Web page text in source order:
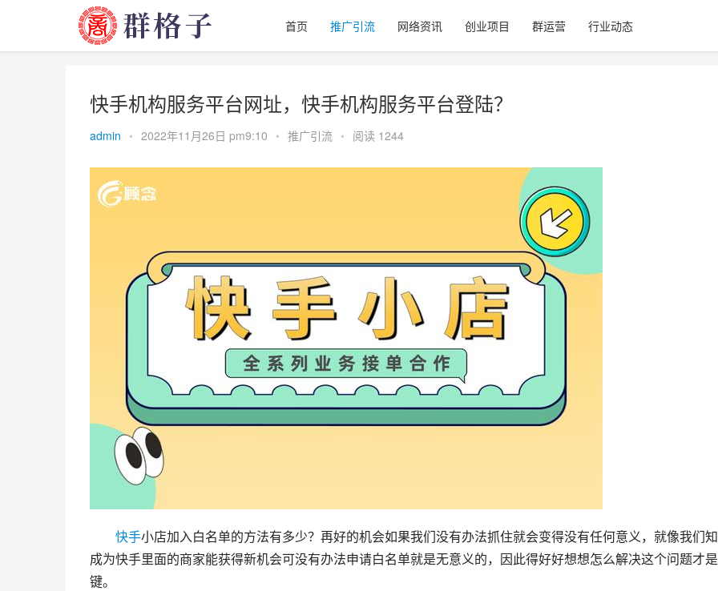
首页 推广引流 网络资讯 创业项目 群运营 行业动态
快手机构服务平台网址，快手机构服务平台登陆？
admin • 2022年11月26日 pm9:10 • 推广引流 • 阅读 1244
快手小店加入白名单的方法有多少？再好的机会如果我们没有办法抓住就会变得没有任何意义，就像我们
成为快手里面的商家能获得新机会可没有办法申请白名单就是无意义的，因此得好好想想怎么解决这个问题才
键。